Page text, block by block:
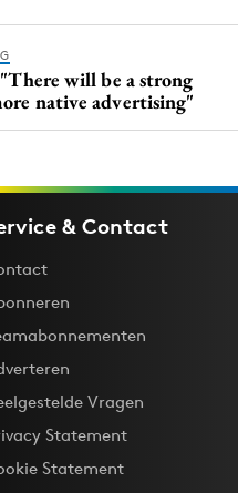
will be a strong
native advertising"
& Contact
Vragen
Statement
Statement